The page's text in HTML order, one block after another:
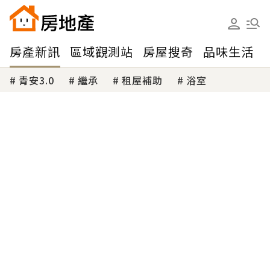
房產新訊 區域觀測站 房屋搜奇 品味生活
青安3.0 繼承 租屋補助 浴室